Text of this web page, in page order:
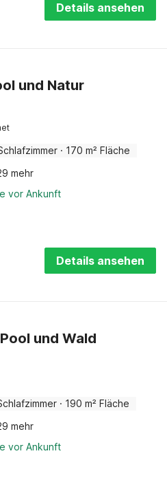
Details ansehen
und Natur
· 170 m² Fläche
mehr
vor Ankunft
Details ansehen
und Wald
· 190 m² Fläche
mehr
vor Ankunft